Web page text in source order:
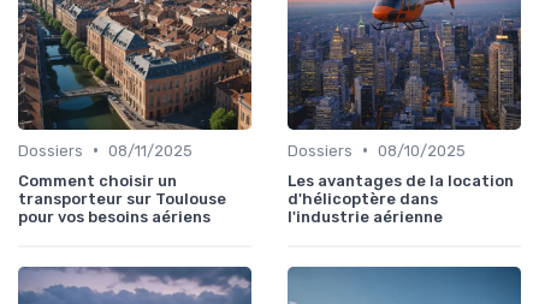
Dossiers • 08/11/2025
Comment choisir un
transporteur sur Toulouse
pour vos besoins aériens
Dossiers • 08/10/2025
Les avantages de la location
d'hélicoptère dans
l'industrie aérienne